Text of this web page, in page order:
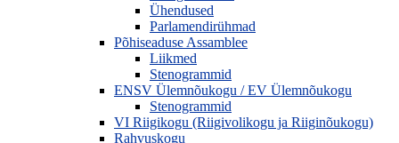
Ühendused
Parlamendirühmad
Põhiseaduse Assamblee
Liikmed
Stenogrammid
ENSV Ülemnõukogu / EV Ülemnõukogu
Stenogrammid
VI Riigikogu (Riigivolikogu ja Riiginõukogu)
Rahvuskogu